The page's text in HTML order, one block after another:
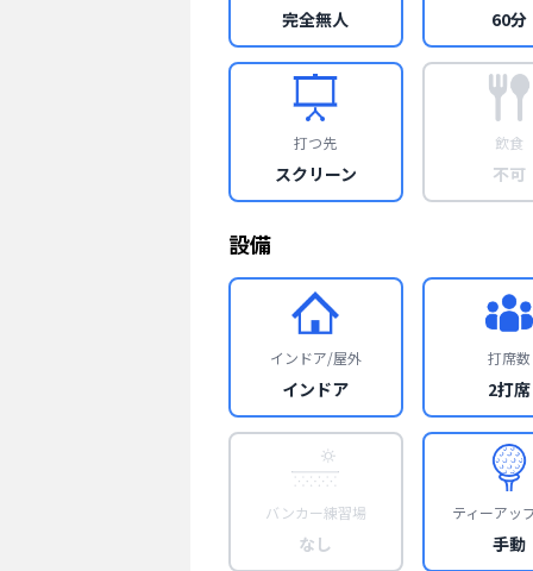
完全無人 60分
打つ先
スクリーン
飲食
不可
設備
インドア/屋外
インドア
打席数
2打席
バンカー練習場
なし
ティーアッ
手動